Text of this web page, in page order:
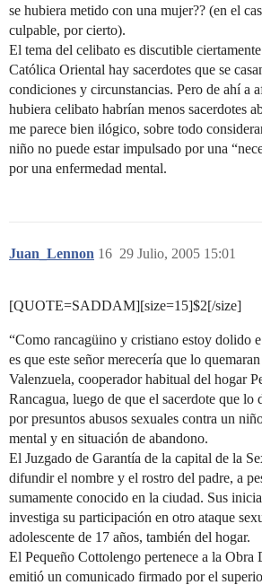
se hubiera metido con una mujer?? (en el
culpable, por cierto).
El tema del celibato es discutible
Católica Oriental hay sacerdotes que se
condiciones y circunstancias. Pero de ahí a
hubiera celibato habrían menos sacerdotes
me parece bien ilógico, sobre todo
niño no puede estar impulsado por una
por una enfermedad mental.
Juan_Lennon 29 Julio, 2005 15:01
16
[QUOTE=SADDAM][size=15]$2[/size]
“Como rancagüino y cristiano estoy dolido
es que este señor merecería que lo
Valenzuela, cooperador habitual del hogar
Rancagua, luego de que el sacerdote que lo
por presuntos abusos sexuales contra un
mental y en situación de abandono.
El Juzgado de Garantía de la capital de la
difundir el nombre y el rostro del padre, a
sumamente conocido en la ciudad. Sus
investiga su participación en otro ataque
adolescente de 17 años, también del hogar.
El Pequeño Cottolengo pertenece a la Obra
emitió un comunicado firmado por el